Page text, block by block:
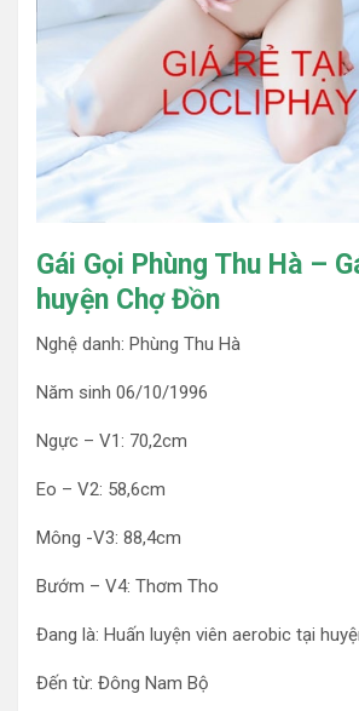
Gái Gọi Phùng Thu Hà –
huyện Chợ Đồn
Nghệ danh: Phùng Thu Hà
Năm sinh 06/10/1996
Ngực – V1: 70,2cm
Eo – V2: 58,6cm
Mông -V3: 88,4cm
Bướm – V4: Thơm Tho
Đang là: Huấn luyện viên aerobic tại
Đến từ: Đông Nam Bộ